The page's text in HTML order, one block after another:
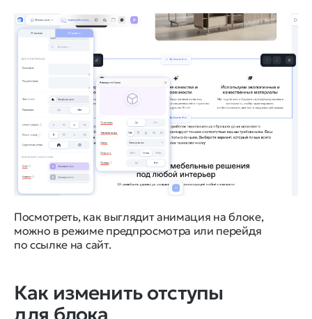
Посмотреть, как выглядит анимация на блоке,
можно в режиме предпросмотра или перейдя
по ссылке на сайт.
Как изменить отступы